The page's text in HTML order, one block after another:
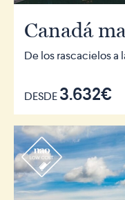
Canadá
De los rascacielos a
DESDE3.632€
r